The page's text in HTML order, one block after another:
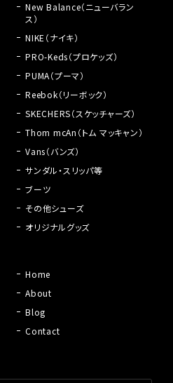
New Balance（ニューバラン
ス）
NIKE（ナイキ）
PRO-Keds（プロケッズ）
PUMA（プーマ）
Reebok（リーボック）
SKECHERS（スケッチャーズ）
Thom mcAn（トム マッキャン）
Vans（バンズ）
サンダル・スリッパ等
ブーツ
その他シューズ
オリジナルグッズ
Home
About
Blog
Contact